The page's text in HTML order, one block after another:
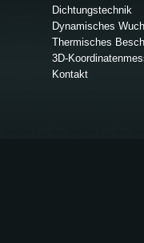
Dich­tungs­tech­nik
Dy­na­mi­sches
Ther­mi­sches
3D-
Kon­takt